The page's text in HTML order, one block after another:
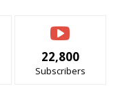
22,800
Subscribers